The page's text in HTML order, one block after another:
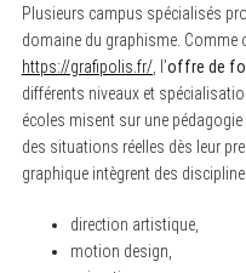
Plusieurs campus spécialisés
domaine du graphisme. Comme
https://grafipolis.fr/, l’offre de
différents niveaux et
écoles misent sur une
des situations réelles dès leur
graphique intègrent des
direction artistique,
motion design,